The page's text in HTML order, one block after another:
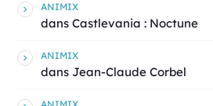
ANIMIX
dans Castlevania : Noctune
ANIMIX
dans Jean-Claude Corbel